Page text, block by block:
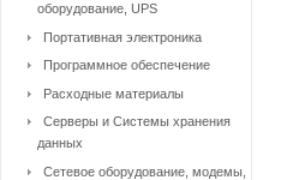
оборудование, UPS
Портативная электроника
Программное обеспечение
Расходные материалы
Серверы и Системы хранения
данных
Сетевое оборудование, модемы,